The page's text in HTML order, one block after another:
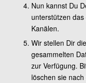
Nun kannst Du
unterstützen
Kanälen.
Wir stellen Dir
gesammelten
zur Verfügung.
löschen sie